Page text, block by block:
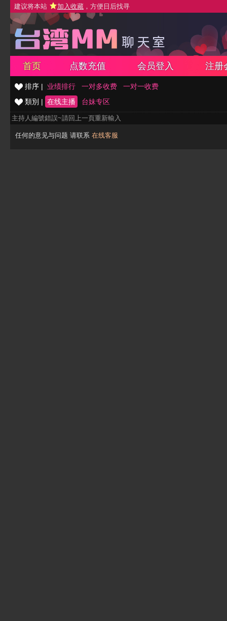
建议将本站 加入收藏 ，方便日后找寻
首页 点数充值 会员登入 注册
排序 | 业绩排行 一对多收费
一对一收费
類別 | 在线主播 台妹专区
主持人編號錯誤~請回上一頁重新輸入
任何的意见与问题 请联系 在线客服